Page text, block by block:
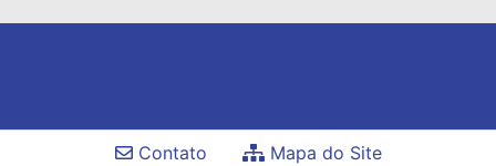
Contato
Mapa do Site